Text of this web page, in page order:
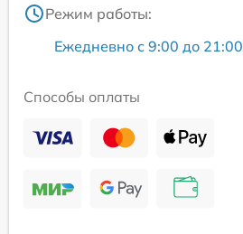
Режим работы:
Ежедневно с 9:00 до 21:00
Способы оплаты